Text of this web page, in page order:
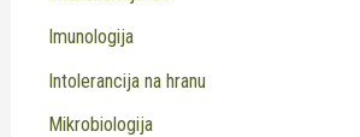
Imunologija
Intolerancija na hranu
Mikrobiologija